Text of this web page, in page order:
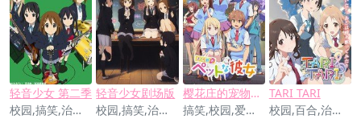
轻音少女 第二季
校园,搞笑,治愈,励志,歌舞
轻音少女剧场版
校园,搞笑,治愈,励志,歌舞
樱花庄的宠物女孩
搞笑,校园,爱情,励志,治愈
TARI TARI
校园,百合,治愈,励志,歌舞